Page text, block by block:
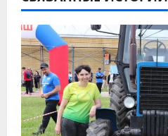
ц
и
я
п